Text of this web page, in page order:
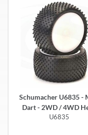
Schumacher U6835 -
Dart - 2WD / 4WD
Komplettrad - GELB (2
U6835